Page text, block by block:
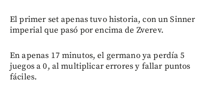
El primer set apenas tuvo historia, con un Sinner
imperial que pasó por encima de Zverev.
En apenas 17 minutos, el germano ya perdía 5
juegos a 0, al multiplicar errores y fallar puntos
fáciles.